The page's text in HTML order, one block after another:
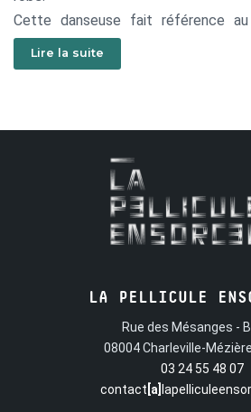
Cette danseuse fait référence au
danseuse américaine, la Loïe
papillon, un oiseau… en tout cas
Lire la suite
LA PELLICULE
Rue des Mésanges -
08004 Charleville-
03 24 55 48 07
contact [a]